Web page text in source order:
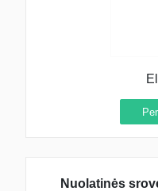
Nuolatinės